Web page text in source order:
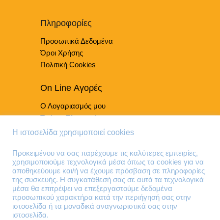
Πληροφορίες
Προσωπικά Δεδομένα
Όροι Χρήσης
Πολιτική Cookies
On Line Αγορές
Ο Λογαριασμός μου
Τρόποι Πληρωμής
Τρόποι Παράδοσης
Τηλέφωνα Επικοινωνίας
210 41 13 636
210 41 13 280
Διεύθυνση
Η ιστοσελίδα χρησιμοποιεί cookies
Προκειμένου να σας παρέχουμε τις καλύτερες εμπειρίες,
χρησιμοποιούμε τεχνολογικά μέσα όπως τα cookies για να
αποθηκεύουμε και/ή να έχουμε πρόσβαση σε πληροφορίες
της συσκευής. Η συγκατάθεσή σας σε αυτά τα τεχνολογικά
μέσα θα επιτρέψει να επεξεργαστούμε δεδομένα
προσωπικού χαρακτήρα κατά την περιήγησή σας στην
ιστοσελίδα ή τα μοναδικά αναγνωριστικά σας στην
ιστοσελίδα.